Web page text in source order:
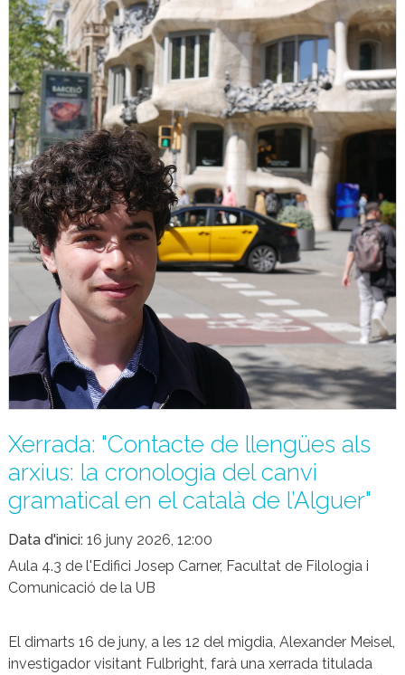
Xerrada: "Contacte de llengües als
arxius: la cronologia del canvi
gramatical en el català de l’Alguer"
Data d'inici 16 juny 2026, 12:00
Aula 4.3 de l'Edifici Josep Carner, Facultat de Filologia i
Comunicació de la UB
El dimarts 16 de juny, a les 12 del migdia, Alexander Meisel,
investigador visitant Fulbright, farà una xerrada titulada